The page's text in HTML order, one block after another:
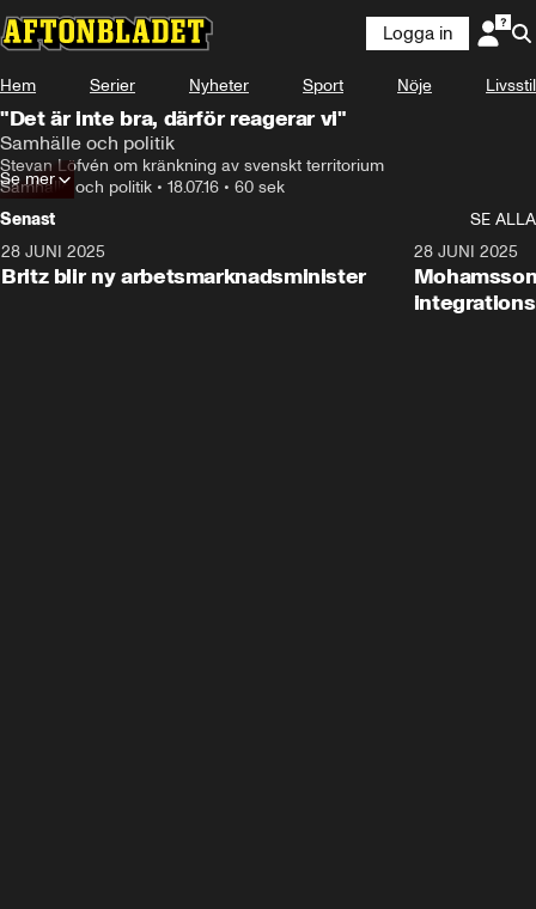
Logga in
Hem Serier Nyheter Sport Nöje Livsstil
"Det är inte bra, därför reagerar vi"
Samhälle och politik
Stevan Löfvén om kränkning av svenskt territorium
Samhälle och politik • 18.07.16 • 60 sek
Se mer
Senast
SE ALLA
28 JUNI 2025
Britz blir ny arbetsmarknadsminister
28 JUNI 2025